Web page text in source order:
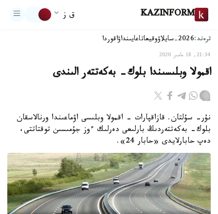
KAZINFORM ق ز
ترەند:2026-سايلاۋ وقيعاتاعايىنداۋاقوردا
21:34, 18 مامىر 2020
اقمولا وبلىسىندا بلوك- بەكەتتەر الىندى
نۇر- سۇلتان. قازاقپارات - اقمولا وبلىسى اۋماعىندا ورنالاسقان
بلوك- بەكەتتەردىڭ بارلىعى دەرلىك ءوز جۇمىسىن توقتاتتى،
دەپ حابارلايدى «حابار 24».